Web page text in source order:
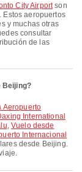
City Airportson
Estos aeropuertos
y muchas otras
consultar
de las
Beijing?
International
, Vuelo desde
Internacional
desde Beijing.